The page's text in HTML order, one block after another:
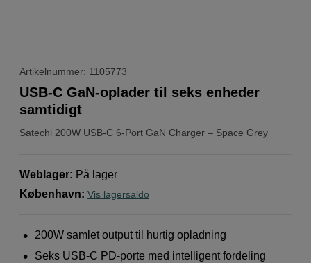
Artikelnummer: 1105773
Satechi 200W USB-C 6-Port GaN Charger – Space Grey
USB-C GaN-oplader til seks enheder
samtidigt
Weblager: På lager
København: Vis lagersaldo
200W samlet output til hurtig opladning
Seks USB-C PD-porte med intelligent fordeling